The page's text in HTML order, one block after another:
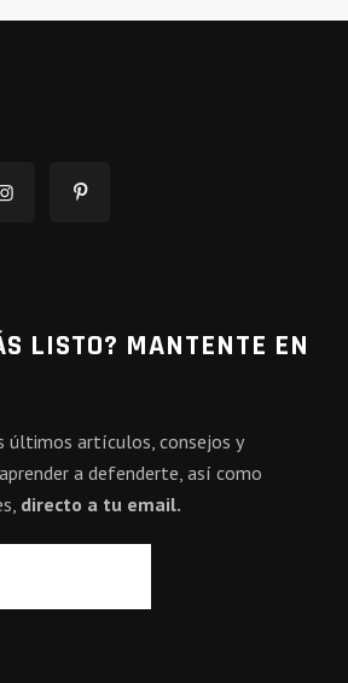
LISTO? MANTENTE EN
últimos artículos, consejos y
a defenderte, así como
directo a tu email.